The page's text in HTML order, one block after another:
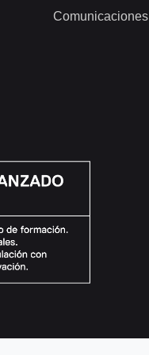
Comunicaciones